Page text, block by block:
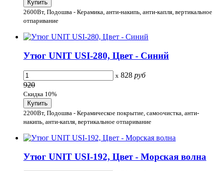
2600Вт, Подошва - Керамика, анти-накипь, анти-капля, вертикальное
отпаривание
Утюг UNIT USI-280, Цвет - Синий
x 828 руб
920
Скидка 10%
2200Вт, Подошва - Керамическое покрытие, самоочистка, анти-
накипь, анти-капля, вертикальное отпаривание
Утюг UNIT USI-192, Цвет - Морская волна